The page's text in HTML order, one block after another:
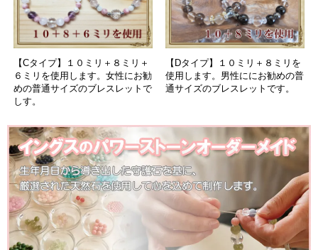
【Cタイプ】１０ミリ＋８ミリ＋
６ミリを使用します。女性にお勧
めの普通サイズのブレスレットで
しす。
【Dタイプ】１０ミリ＋８ミリを
使用します。男性ににお勧めの普
通サイズのブレスレットです。